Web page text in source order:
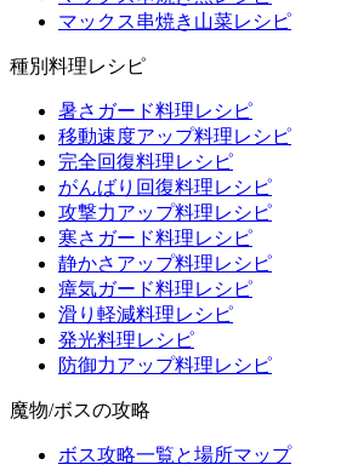
マックス串焼き山菜レシピ
種別料理レシピ
暑さガード料理レシピ
移動速度アップ料理レシピ
完全回復料理レシピ
がんばり回復料理レシピ
攻撃力アップ料理レシピ
寒さガード料理レシピ
静かさアップ料理レシピ
瘴気ガード料理レシピ
滑り軽減料理レシピ
発光料理レシピ
防御力アップ料理レシピ
魔物/ボスの攻略
ボス攻略一覧と場所マップ